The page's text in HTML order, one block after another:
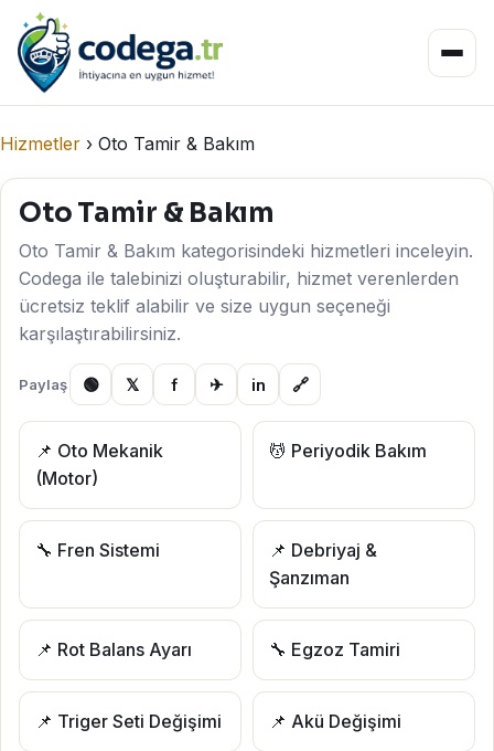
Hizmetler › Oto Tamir & Bakım
Oto Tamir & Bakım
Oto Tamir & Bakım kategorisindeki hizmetleri inceleyin.
Codega ile talebinizi oluşturabilir, hizmet verenlerden
ücretsiz teklif alabilir ve size uygun seçeneği
karşılaştırabilirsiniz.
Paylaş 🟢 𝕏 f ✈ in 🔗
📌 Oto Mekanik
(Motor)
💆 Periyodik Bakım
🔧 Fren Sistemi
📌 Debriyaj &
Şanzıman
📌 Rot Balans Ayarı 🔧 Egzoz Tamiri
📌 Triger Seti Değişimi 📌 Akü Değişimi